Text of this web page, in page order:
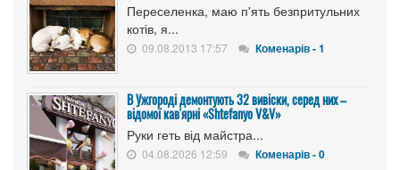
Переселенка, маю п'ять безпритульних
котів, я...
09.08.2013 17:57 Коменарів - 1
В Ужгороді демонтують 32 вивіски, серед них –
відомої кав'ярні «Shtefanyo V&V»
Руки геть від майстра...
04.08.2026 12:59 Коменарів - 0